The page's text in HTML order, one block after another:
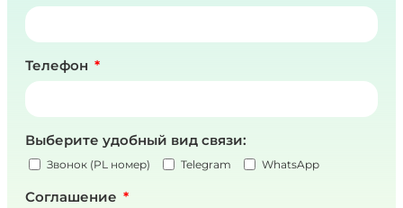
Телефон
Выберите удобный вид связи:
Звонок (PL номер) Telegram WhatsApp
Соглашение